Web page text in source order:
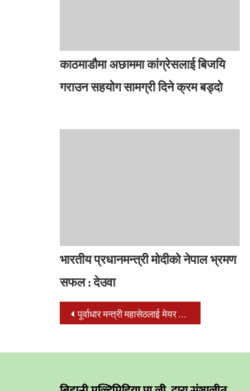
काठमाडौमा अछाममा कांग्रेसलाई बिजयि
गराउन सहयोग सामग्री दिने क्रम बड्दो
भारतीय प्रधानमन्त्री मोदीको नेपाल भ्रमण
सफल : देउवा
Post
पूर्वाधार मन्त्री महासेठलाई मेयर बालेनको एक ट्रक फोहोर उपहार